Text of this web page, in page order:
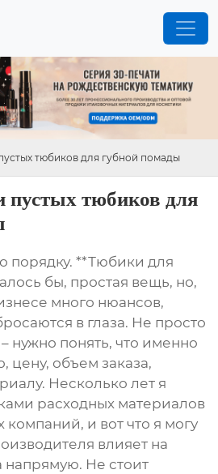
тюбиков для губной помады
пустых тюбиков для
порядку. **Тюбики для
бы, простая вещь, но,
много нюансов,
в глаза. Не просто
нужно понять, что именно
цену, объем заказа,
Несколько лет я
расходных материалов
компаний, и вот что я могу
влияет на
Не стоит